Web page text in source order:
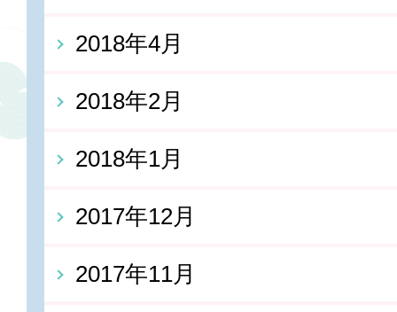
2018年4月
2018年2月
2018年1月
2017年12月
2017年11月